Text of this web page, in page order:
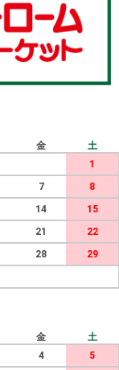
金
土
1
7
8
14
15
21
22
28
29
金
土
4
5